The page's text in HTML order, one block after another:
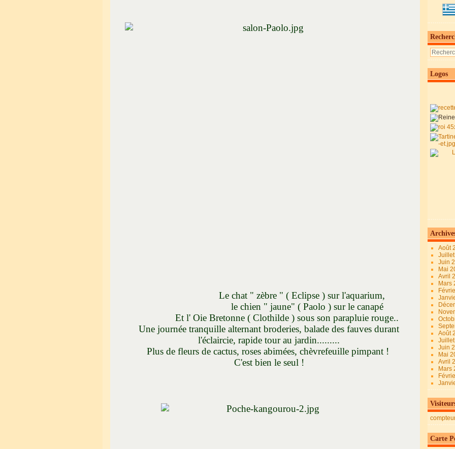
Le chat " zèbre " ( Eclipse ) sur l'aquarium,
le chien " jaune" ( Paolo ) sur le canapé
Et l' Oie Bretonne ( Clothilde ) sous son parapluie rouge..
Une journée tranquille alternant broderies, balade des fauves durant
l'éclaircie, rapide tour au jardin.........
Plus de fleurs de cactus, roses abimées, chèvrefeuille pimpant !
C'est bien le seul !
Logos
Août
Juin
Mai
Avril
Mars
Août
Juin
Mai
Avril
Mars
Carte